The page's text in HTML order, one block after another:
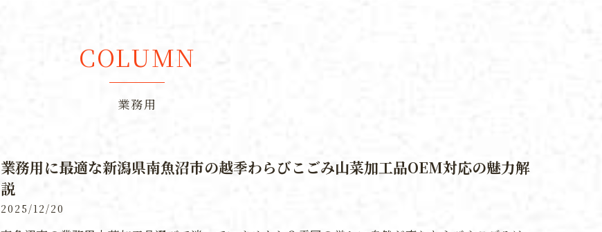
COLUMN
業務用
業務用に最適な新潟県南魚沼市の越季わらびこごみ山菜加工品OEM対応の魅力解
説
2025/12/20